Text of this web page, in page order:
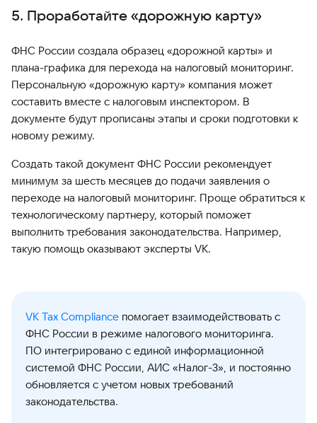
5. Проработайте «дорожную карту»
ФНС России создала образец «дорожной карты» и
плана-графика для перехода на налоговый мониторинг.
Персональную «дорожную карту» компания может
составить вместе с налоговым инспектором. В
документе будут прописаны этапы и сроки подготовки к
новому режиму.
Создать такой документ ФНС России рекомендует
минимум за шесть месяцев до подачи заявления о
переходе на налоговый мониторинг. Проще обратиться к
технологическому партнеру, который поможет
выполнить требования законодательства. Например,
такую помощь оказывают эксперты VK.
VK Tax Compliance помогает взаимодействовать с
ФНС России в режиме налогового мониторинга.
ПО интегрировано с единой информационной
системой ФНС России, АИС «Налог-3», и постоянно
обновляется с учетом новых требований
законодательства.